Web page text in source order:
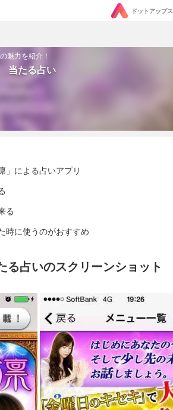
ドットアップス
魅力を紹介！
当たる占い
」による占いアプリ
る
時に使うのがおすすめ
占いのスクリーンショット